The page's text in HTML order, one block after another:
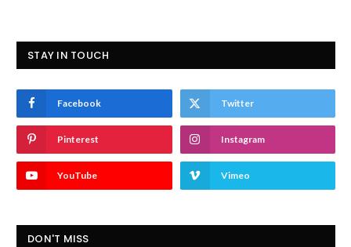
STAY IN TOUCH
Facebook Twitter
Pinterest Instagram
YouTube Vimeo
DON'T MISS